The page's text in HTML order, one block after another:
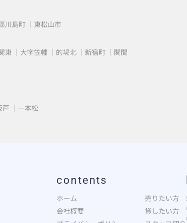
川島町 東松山市
東 大字笠幡 的場北 新宿町 関間
戸 一本松
contents
ホーム
売りたい方
会社概要
貸したい方